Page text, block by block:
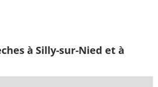
à Silly-sur-Nied et à